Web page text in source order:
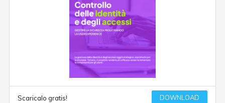
Scaricalo gratis! DOWNLOAD